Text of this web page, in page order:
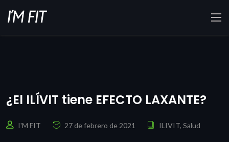
¿El ILÍVIT tiene EFECTO LAXANTE?
I'M FIT 27 de febrero de 2021 ILIVIT, Salud